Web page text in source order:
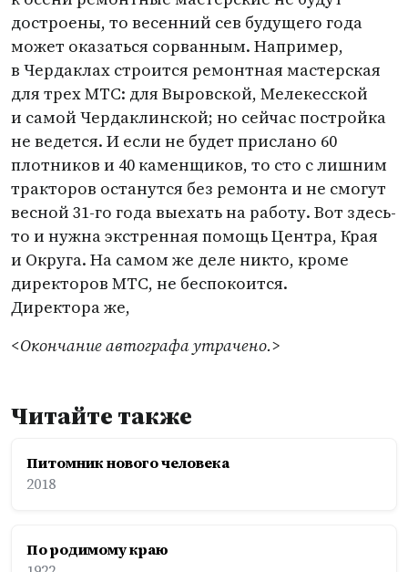
достроены, то весенний сев будущего года
может оказаться сорванным. Например,
в Чердаклах строится ремонтная мастерская
для трех МТС: для Выровской, Мелекесской
и самой Чердаклинской; но сейчас постройка
не ведется. И если не будет прислано 60
плотников и 40 каменщиков, то сто с лишним
тракторов останутся без ремонта и не смогут
весной 31-го года выехать на работу. Вот здесь-
то и нужна экстренная помощь Центра, Края
и Округа. На самом же деле никто, кроме
директоров МТС, не беспокоится.
Директора же,
<Окончание автографа утрачено.>
Читайте также
Питомник нового человека
2018
По родимому краю